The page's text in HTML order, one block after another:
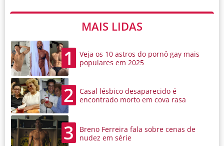
MAIS LIDAS
1
Veja os 10 astros do pornô gay mais
populares em 2025
2
Casal lésbico desaparecido é
encontrado morto em cova rasa
3
Breno Ferreira fala sobre cenas de
nudez em série